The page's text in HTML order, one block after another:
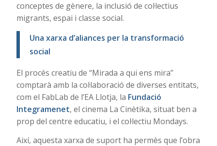
conceptes de gènere, la inclusió de col·lectius
migrants, espai i classe social.
Una xarxa d’aliances per la transformació
social
El procés creatiu de “Mirada a qui ens mira”
comptarà amb la col·laboració de diverses entitats,
com el FabLab de l’EA Llotja, la Fundació
Integramenet, el cinema La Cinètika, situat ben a
prop del centre educatiu, i el col·lectiu Mondays.
Així, aquesta xarxa de suport ha permès que l’obra